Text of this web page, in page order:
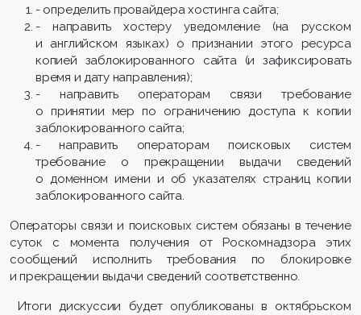
- определить провайдера хостинга сайта;
- направить хостеру уведомление (на русском
и английском языках) о признании этого ресурса
копией заблокированного сайта (и зафиксировать
время и дату направления);
- направить операторам связи требование
о принятии мер по ограничению доступа к копии
заблокированного сайта;
- направить операторам поисковых систем
требование о прекращении выдачи сведений
о доменном имени и об указателях страниц копии
заблокированного сайта.
Операторы связи и поисковых систем обязаны в течение
суток с момента получения от Роскомнадзора этих
сообщений исполнить требования по блокировке
и прекращении выдачи сведений соответственно.
Итоги дискуссии будет опубликованы в октябрьском